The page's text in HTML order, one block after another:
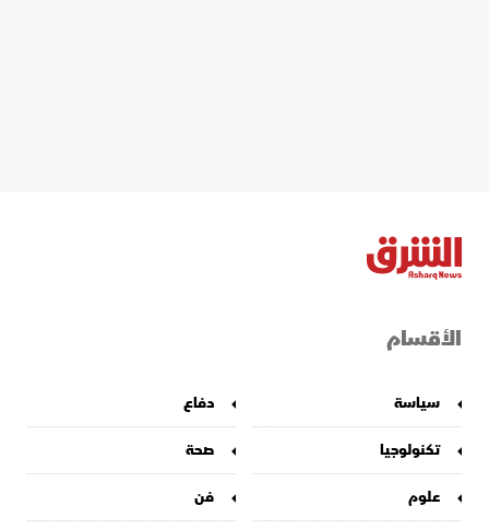
الأقسام
سياسة
دفاع
تكنولوجيا
صحة
علوم
فن